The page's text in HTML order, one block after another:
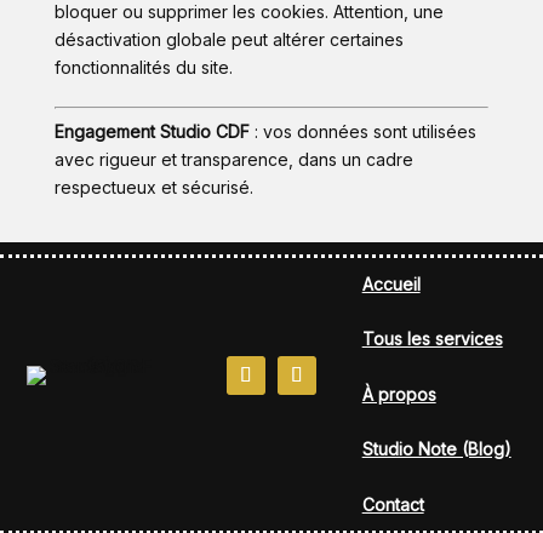
bloquer ou supprimer les cookies. Attention, une
désactivation globale peut altérer certaines
fonctionnalités du site.
Engagement Studio CDF: vos données sont utilisées
avec rigueur et transparence, dans un cadre
respectueux et sécurisé.
Accueil
Tous les services
À propos
Studio Note (Blog)
Contact